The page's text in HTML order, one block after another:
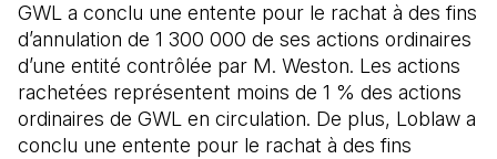
GWL a conclu une entente pour le rachat à des fins
d’annulation de 1 300 000 de ses actions ordinaires
d’une entité contrôlée par M. Weston. Les actions
rachetées représentent moins de 1 % des actions
ordinaires de GWL en circulation. De plus, Loblaw a
conclu une entente pour le rachat à des fins